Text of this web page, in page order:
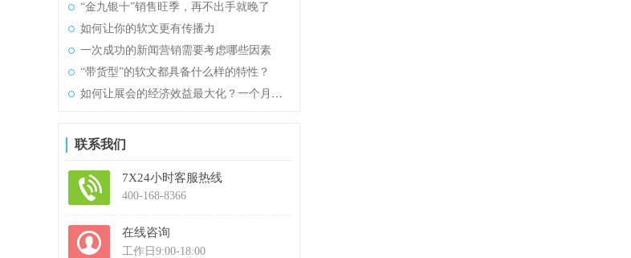
“金九银十”销售旺季，再不出手就晚了
如何让你的软文更有传播力
一次成功的新闻营销需要考虑哪些因素
“带货型”的软文都具备什么样的特性？
如何让展会的经济效益最大化？一个月做出一年的销售额！
联系我们
7X24小时客服热线
400-168-8366
在线咨询
工作日9:00-18:00